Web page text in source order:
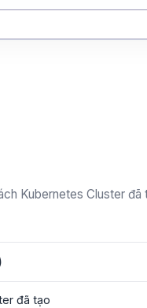
Kubernetes Cluster
đã tạo